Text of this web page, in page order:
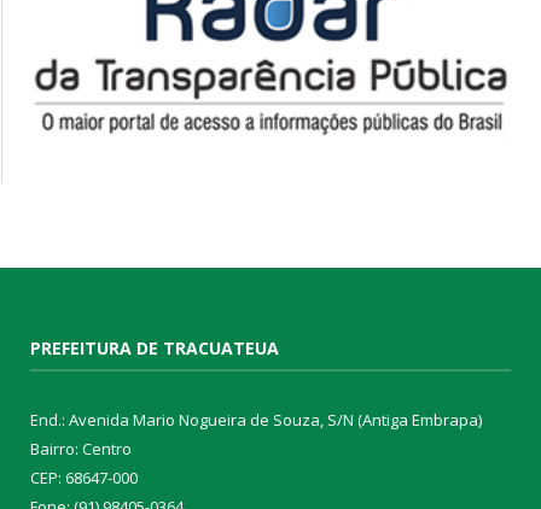
PREFEITURA DE TRACUATEUA
End.: Avenida Mario Nogueira de Souza, S/N (Antiga Embrapa)
Bairro: Centro
CEP: 68647-000